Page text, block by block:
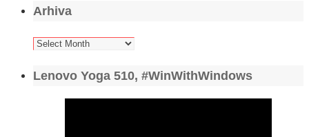
Arhiva
Arhiva
Lenovo Yoga 510, #WinWithWindows